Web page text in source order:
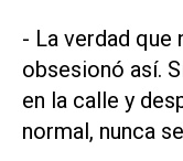
- La verdad que
obsesionó así.
en la calle y
normal, nunca